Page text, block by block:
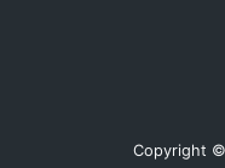
Copyright ©